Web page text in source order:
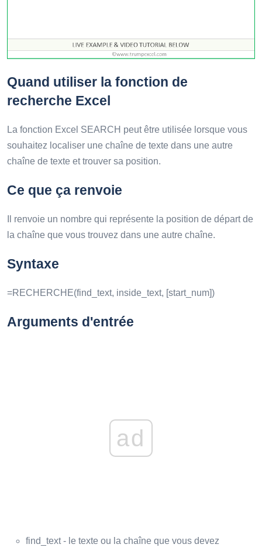
Quand utiliser la fonction de
recherche Excel
La fonction Excel SEARCH peut être utilisée lorsque vous
souhaitez localiser une chaîne de texte dans une autre
chaîne de texte et trouver sa position.
Ce que ça renvoie
Il renvoie un nombre qui représente la position de départ de
la chaîne que vous trouvez dans une autre chaîne.
Syntaxe
=RECHERCHE(find_text, inside_text, [start_num])
Arguments d'entrée
ad
find_text - le texte ou la chaîne que vous devez